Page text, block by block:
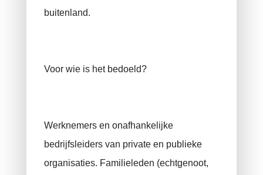
buitenland.
Voor wie is het bedoeld?
Werknemers en onafhankelijke
bedrijfsleiders van private en publieke
organisaties. Familieleden (echtgenoot,
Tienjarige aansprakelijkheidsverzekering
IPT